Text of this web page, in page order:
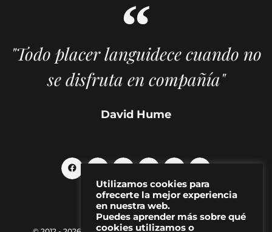
"Todo placer languidece cuando no
se disfruta en compañía"
David Hume
Utilizamos cookies para
ofrecerte la mejor experiencia
en nuestra web.
Puedes aprender más sobre qué
cookies utilizamos o